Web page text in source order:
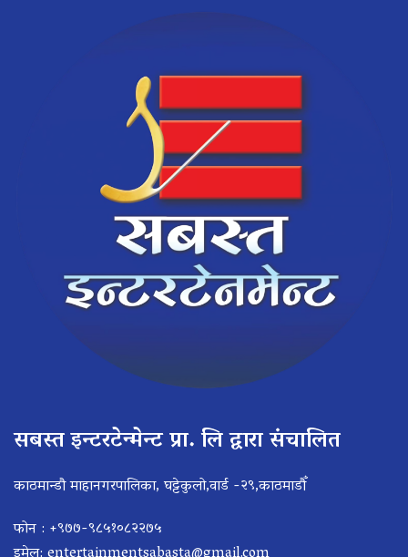
सबस्त इन्टरटेन्मेन्ट प्रा. लि द्वारा संचालित
काठमान्डौ माहानगरपालिका, घट्टेकुलो,वार्ड -२९,काठमाडौँ
फोन : +९७७-९८५१०८२२७५